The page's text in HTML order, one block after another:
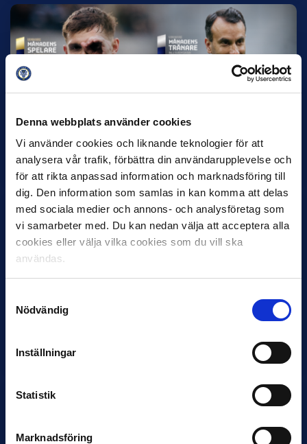
Denna webbplats använder cookies
Vi använder cookies och liknande teknologier för att
analysera vår trafik, förbättra din användarupplevelse och
för att rikta anpassad information och marknadsföring till
dig. Den information som samlas in kan komma att delas
med sociala medier och annons- och analysföretag som
vi samarbeter med. Du kan nedan välja att acceptera alla
cookies eller välja vilka cookies som du vill ska
användas.
Nödvändig
Inställningar
Statistik
Marknadsföring
12 JUNI
Favorit i repris för Sirius i maj
Samma vinnare som i…
VM-spelare med förflutet i Allsvenskan
Bosnien & Hercegovina Armin Gigovic — Helsingborgs IF
Elfenbenskusten…